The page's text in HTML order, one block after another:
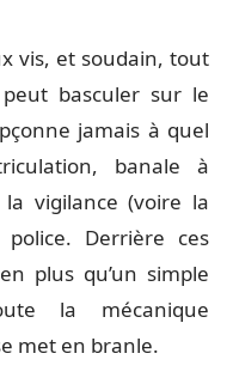
vis, et soudain, tout
basculer sur le
jamais à quel
banale à
vigilance (voire la
police. Derrière ces
plus qu’un simple
la mécanique
met en branle.